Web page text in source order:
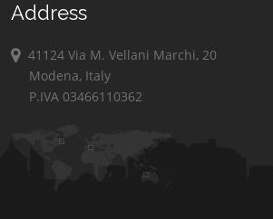
Address
41124 Via M. Vellani Marchi, 20
Modena, Italy
P.IVA 03466110362